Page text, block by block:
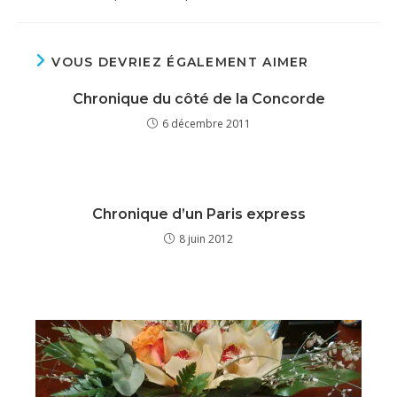
VOUS DEVRIEZ ÉGALEMENT AIMER
Chronique du côté de la Concorde
6 décembre 2011
Chronique d’un Paris express
8 juin 2012